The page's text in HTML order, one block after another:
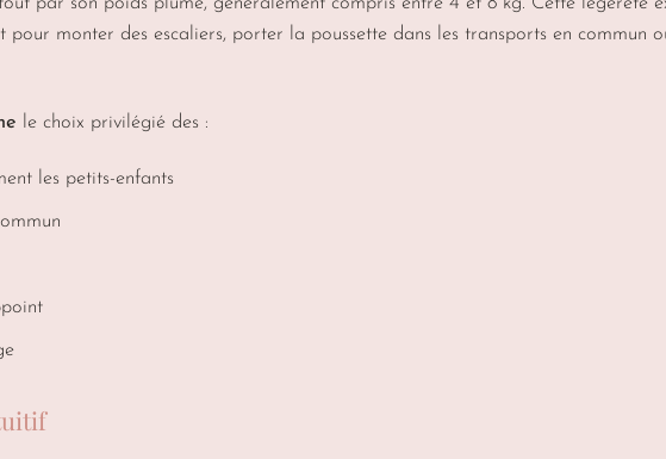
par son poids plume, généralement compris entre 4 et 8 kg. Cette légèreté
pour monter des escaliers, porter la poussette dans les transports en commun
le choix privilégié des :
les petits-enfants